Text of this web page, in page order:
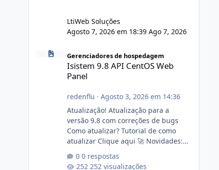
LtiWeb Soluções
Agosto 7, 2026 em 18:39 Ago 7, 2026
Isistem 9.8 API CentOS Web Panel
Gerenciadores de hospedagem
Isistem 9.8 API CentOS Web
Panel
redenflu · Agosto 3, 2026 em 14:36
Atualização! Atualização para a
versão 9.8 com correções de bugs
Como atualizar? Tutorial de como
atualizar Clique aqui 🚀 Novidades:
publico para consulta de sub.dominio
0 respostas
252 visualizações